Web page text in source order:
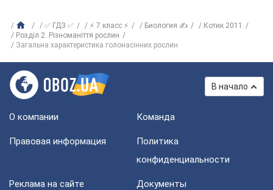
✅ ГДЗ ✅ ⚡ 7 класс ⚡ Биология ✍
Котик 2011
Розділ 2. Різноманіття рослин
Загальна характеристика голонасінних рослин
В начало
О компании Команда
Правовая информация
Политика
конфиденциальности
Реклама на сайте Документы